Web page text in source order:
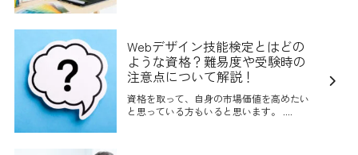
Webデザイン技能検定とはどの
ような資格？難易度や受験時の
注意点について解説！
資格を取って、自身の市場価値を高めたい
と思っている方もいると思います。 ....